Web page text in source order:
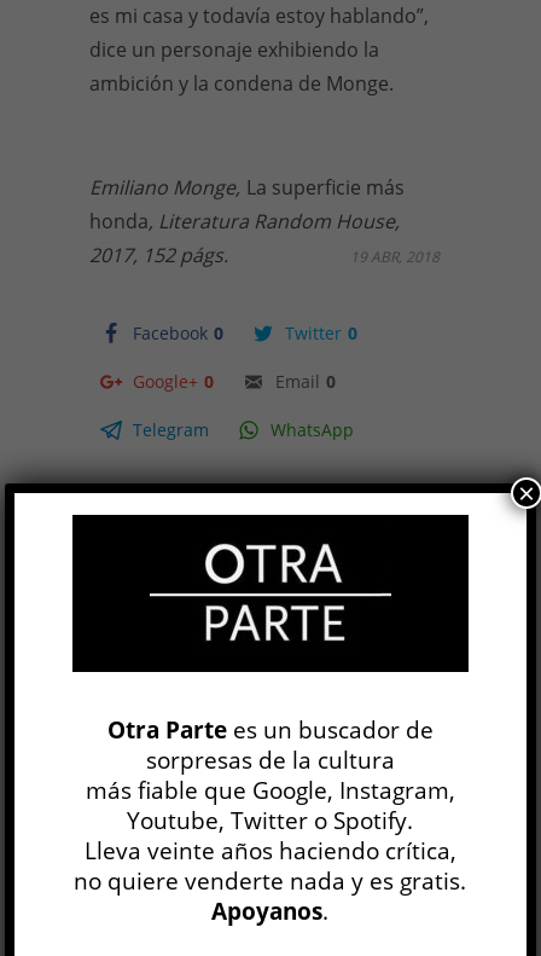
es mi casa y todavía estoy hablando”,
dice un personaje exhibiendo la
ambición y la condena de Monge.
Emiliano Monge, La superficie más
honda, Literatura Random House,
2017, 152 págs.
Facebook 0 Twitter 0
Google+ 0 Email 0
Telegram WhatsApp
19 ABR, 2018
LITERATURA IBEROAMERICANA
Nicolás Merino
centenar de películas, algunas de las cuales
siguen inéditas y alimentan el...
LEER MÁS
El ejército ciego
David Toscana
Otra Partees un buscador de
sorpresas de la cultura
más fiable que Google, Instagram,
Youtube, Twitter o Spotify.
Lleva veinte años haciendo crítica,
no quiere venderte nada y es gratis.
Apoyanos.
×